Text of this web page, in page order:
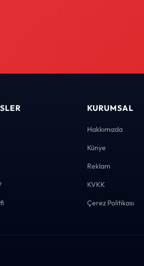
KURUMSAL
Hakkımızda
Künye
Reklam
KVKK
Çerez Politikası